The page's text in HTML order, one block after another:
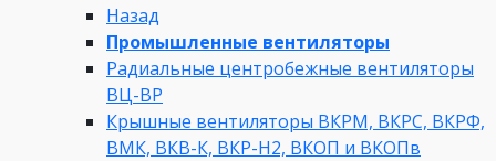
Назад
Промышленные вентиляторы
Радиальные центробежные вентиляторы
ВЦ-ВР
Крышные вентиляторы ВКРМ, ВКРС, ВКРФ,
ВМК, ВКВ-К, ВКР-Н2, ВКОП и ВКОПв